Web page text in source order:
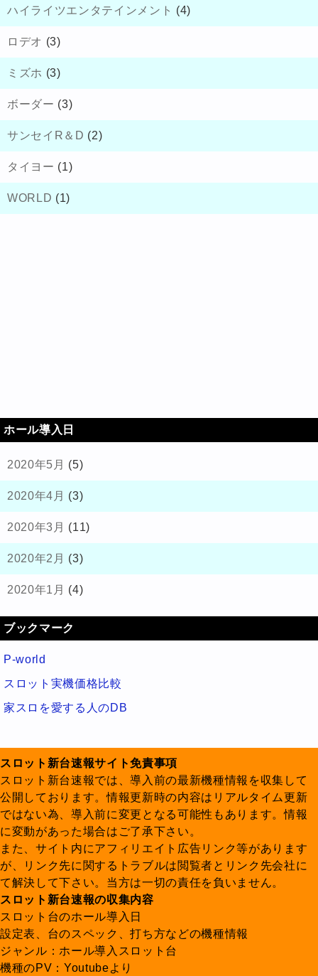
ハイライツエンタテインメント (4)
ロデオ (3)
ミズホ (3)
ボーダー (3)
サンセイR＆D (2)
タイヨー (1)
WORLD (1)
ホール導入日
2020年5月 (5)
2020年4月 (3)
2020年3月 (11)
2020年2月 (3)
2020年1月 (4)
ブックマーク
P-world
スロット実機価格比較
家スロを愛する人のDB
スロット新台速報サイト免責事項
スロット新台速報では、導入前の最新機種情報を収集して
公開しております。情報更新時の内容はリアルタイム更新
ではない為、導入前に変更となる可能性もあります。情報
に変動があった場合はご了承下さい。
また、サイト内にアフィリエイト広告リンク等があります
が、リンク先に関するトラブルは閲覧者とリンク先会社に
て解決して下さい。当方は一切の責任を負いません。
スロット新台速報の収集内容
スロット台のホール導入日
設定表、台のスペック、打ち方などの機種情報
ジャンル：ホール導入スロット台
機種のPV：Youtubeより